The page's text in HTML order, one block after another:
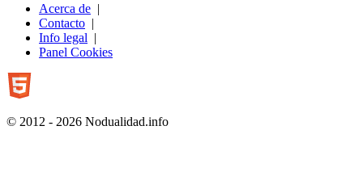
Acerca de |
Contacto |
Info legal |
Panel Cookies
© 2012 - 2026 Nodualidad.info